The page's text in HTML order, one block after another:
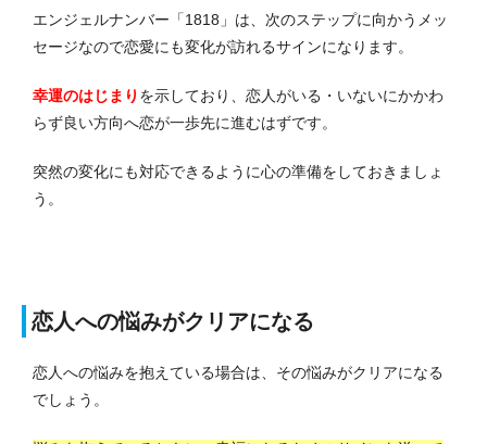
エンジェルナンバー「1818」は、次のステップに向かうメッ
セージなので恋愛にも変化が訪れるサインになります。
幸運のはじまり を示しており、恋人がいる・いないにかかわ
らず良い方向へ恋が一歩先に進むはずです。
突然の変化にも対応できるように心の準備をしておきましょ
う。
恋人への悩みがクリアになる
恋人への悩みを抱えている場合は、その悩みがクリアになる
でしょう。